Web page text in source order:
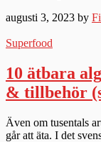
augusti 3, 2023 by
Superfood
10 ätbara
& tillbehör
Även om tusentals
går att äta. I det